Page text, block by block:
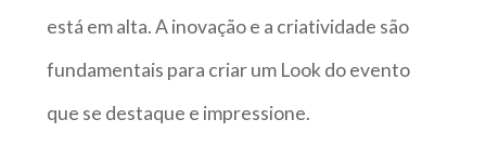
está em alta. A inovação e a criatividade são
fundamentais para criar um Look do evento
que se destaque e impressione.